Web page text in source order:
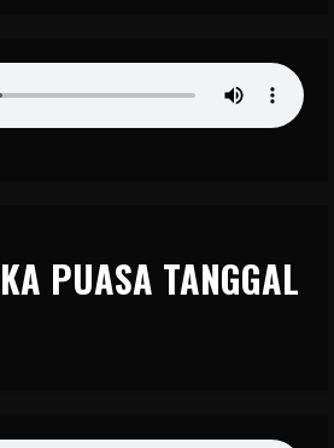
PUASA TANGGAL